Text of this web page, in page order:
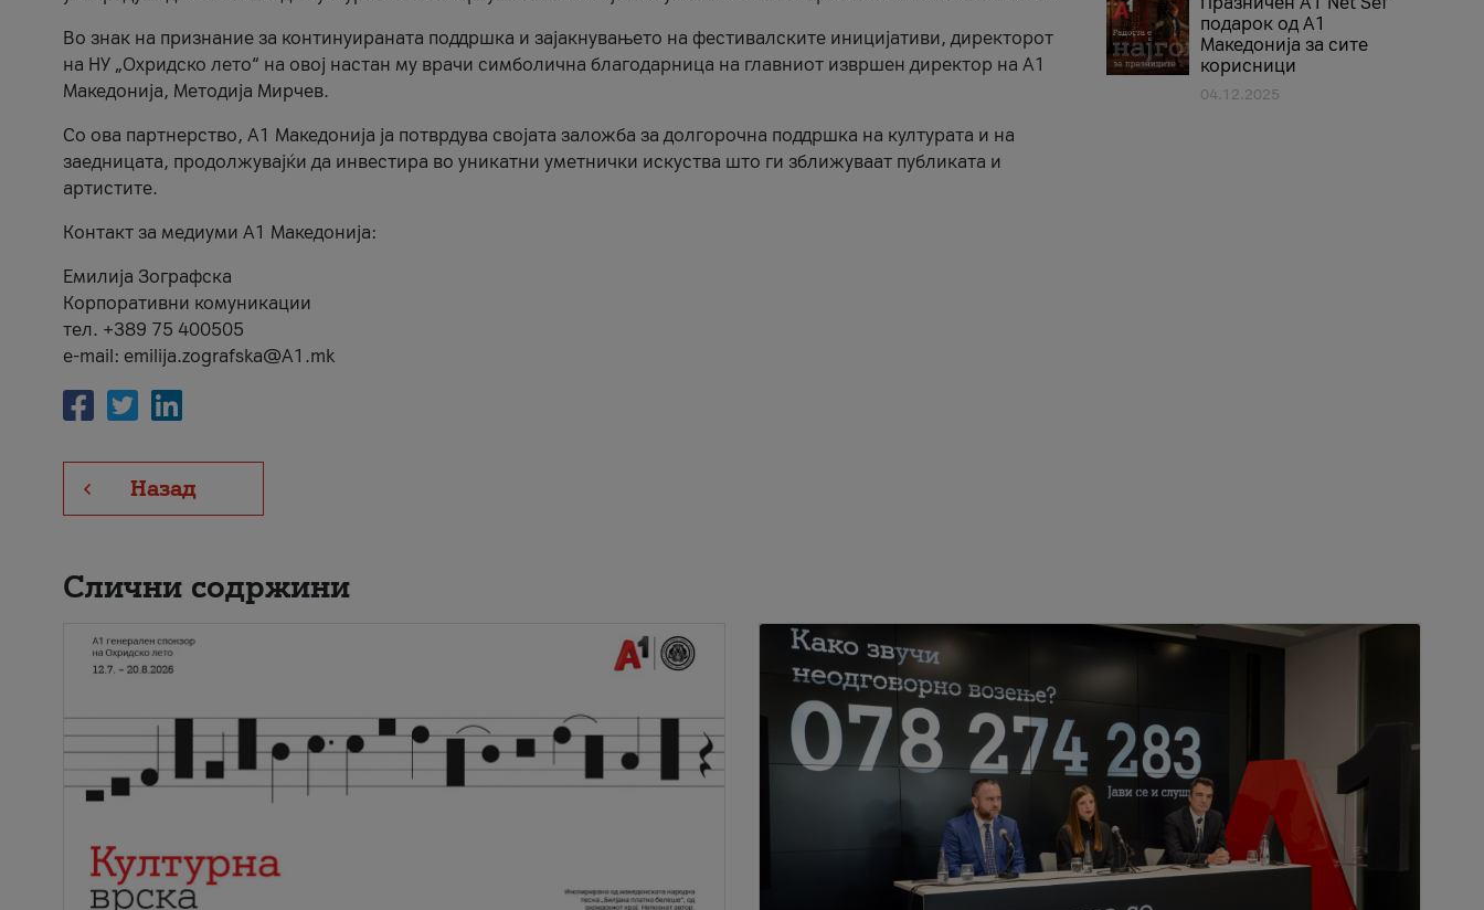
Во знак на признание за континуираната поддршка и зајакнувањето на фестивалските иницијативи, директорот
на НУ „Охридско лето“ на овој настан му врачи симболична благодарница на главниот извршен директор на A1
Македонија, Методија Мирчев.
Со ова партнерство, A1 Македонија ја потврдува својата заложба за долгорочна поддршка на културата и на
заедницата, продолжувајќи да инвестира во уникатни уметнички искуства што ги зближуваат публиката и
артистите.
Контакт за медиуми А1 Македонија:
Емилија Зографска
Корпоративни комуникации
тел. +389 75 400505
e-mail: emilija.zografska@A1.mk
Назад
подарок од А1
Македонија за сите
корисници
04.12.2025
Слични содржини